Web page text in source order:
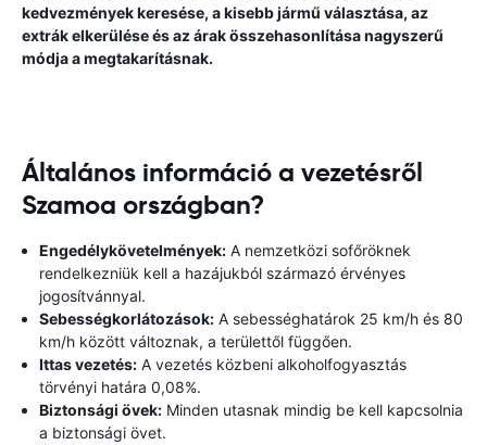
kedvezmények keresése, a kisebb jármű választása, az
extrák elkerülése és az árak összehasonlítása nagyszerű
módja a megtakarításnak.
Általános információ a vezetésről
Szamoa országban?
Engedélykövetelmények: A nemzetközi sofőröknek
rendelkezniük kell a hazájukból származó érvényes
jogosítvánnyal.
Sebességkorlátozások: A sebességhatárok 25 km/h és 80
km/h között változnak, a területtől függően.
Ittas vezetés: A vezetés közbeni alkoholfogyasztás
törvényi határa 0,08%.
Biztonsági övek: Minden utasnak mindig be kell kapcsolnia
a biztonsági övet.